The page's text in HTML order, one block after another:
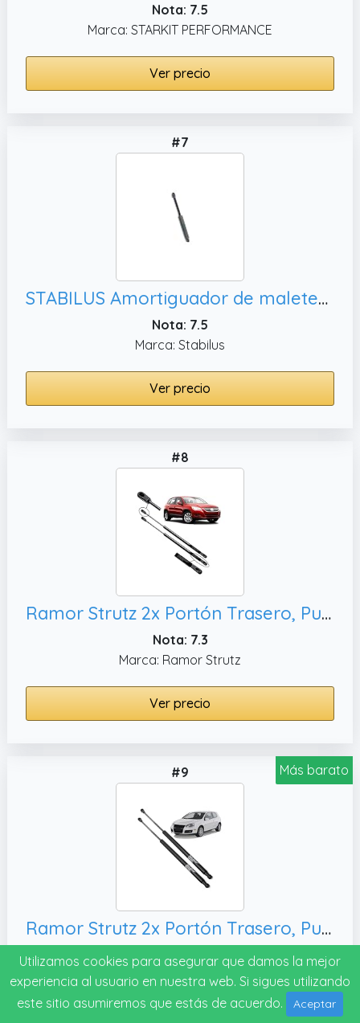
Nota: 7.5
Marca: STARKIT PERFORMANCE
Ver precio
#7
STABILUS Amortiguador de maletero 3283KV Tapa de maletero
Nota: 7.5
Marca: Stabilus
Ver precio
#8
Ramor Strutz 2x Portón Trasero, Puntales de Gasolina. Reemplazo de 5N0827550 y Otros.
Nota: 7.3
Marca: Ramor Strutz
Ver precio
Más barato
#9
Ramor Strutz 2x Portón Trasero, Puntales de Gasolina. Reemplazo de 6Q6827550 y Otros.
Marca: Ramor Strutz
Utilizamos cookies para asegurar que damos la mejor
experiencia al usuario en nuestra web. Si sigues utilizando
este sitio asumiremos que estás de acuerdo.
Aceptar